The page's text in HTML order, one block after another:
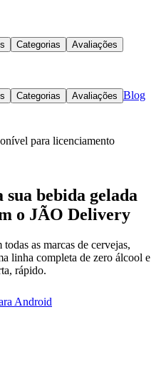
Categorias Avaliações
Categorias Avaliações Blog
para licenciamento
sua bebida gelada
o JÃO Delivery
as marcas de cervejas,
linha completa de zero álcool e
rápido.
Android